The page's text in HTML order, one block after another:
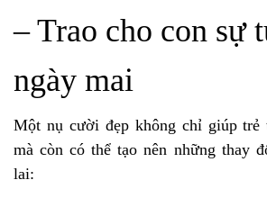
– Trao cho con sự
ngày mai
Một nụ cười đẹp không chỉ giúp
mà còn có thể tạo nên những thay
lai: